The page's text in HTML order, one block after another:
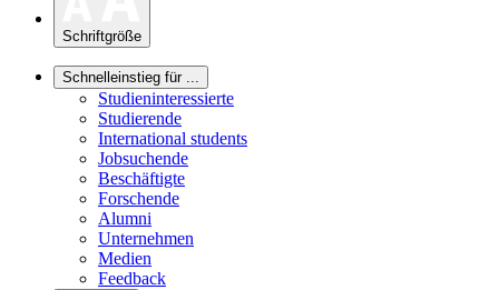
Schriftgröße
Schnelleinstieg für ...
Studieninteressierte
Studierende
International students
Jobsuchende
Beschäftigte
Forschende
Alumni
Unternehmen
Medien
Feedback